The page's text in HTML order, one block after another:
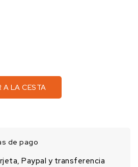
A LA CESTA
de pago
Paypal y transferencia